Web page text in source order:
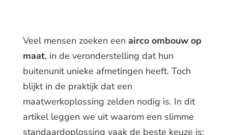
Veel mensen zoeken een airco ombouw op
maat, in de veronderstelling dat hun
buitenunit unieke afmetingen heeft. Toch
blijkt in de praktijk dat een
maatwerkoplossing zelden nodig is. In dit
artikel leggen we uit waarom een slimme
standaardoplossing vaak de beste keuze is: